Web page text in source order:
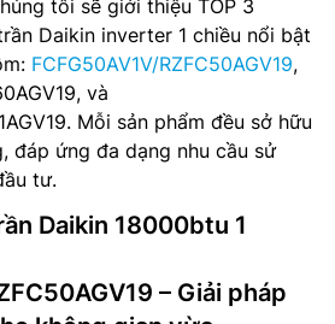
tôi sẽ giới thiệu TOP 3
Daikin inverter 1 chiều nổi bật
FCFG50AV1V/RZFC50AGV19,
và
Mỗi sản phẩm đều sở hữu
đáp ứng đa dạng nhu cầu sử
tư.
Daikin 18000btu 1
– Giải pháp